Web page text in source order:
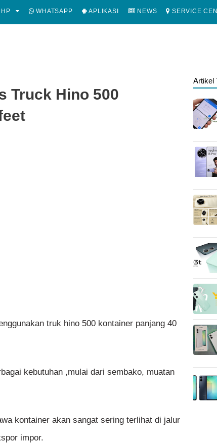
HP WHATSAPP APLIKASI NEWS SERVICE
Truck Hino 500
truk hino 500 kontainer panjang 40
kebutuhan ,mulai dari sembako, muatan
kontainer akan sangat sering terlihat di jalur
impor.
Artikel